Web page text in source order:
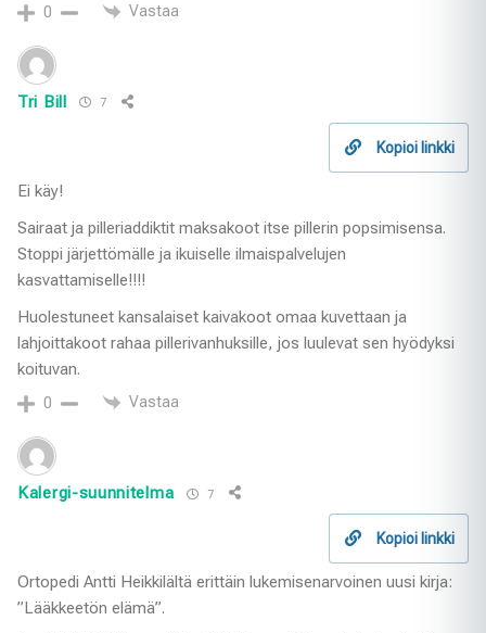
0 Vastaa
Tri Bill 7
Kopioi linkki
Ei käy!
Sairaat ja pilleriaddiktit maksakoot itse pillerin popsimisensa.
Stoppi järjettömälle ja ikuiselle ilmaispalvelujen
kasvattamiselle!!!!
Huolestuneet kansalaiset kaivakoot omaa kuvettaan ja
lahjoittakoot rahaa pillerivanhuksille, jos luulevat sen hyödyksi
koituvan.
0 Vastaa
Kalergi-suunnitelma 7
Kopioi linkki
Ortopedi Antti Heikkilältä erittäin lukemisenarvoinen uusi kirja:
”Lääkkeetön elämä”.